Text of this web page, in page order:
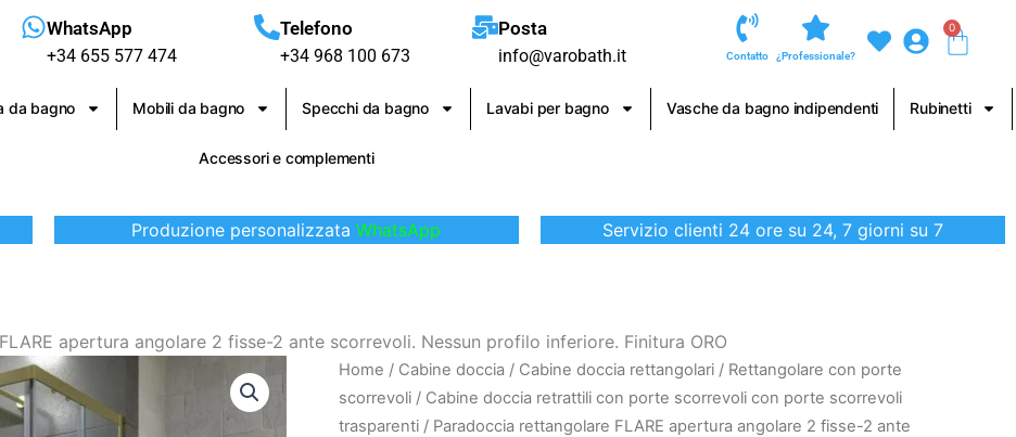
WhatsApp
+34 655 577 474
Telefono
+34 968 100 673
Posta
info@varobath.it Contatto ¿Professionale?
0
da bagno Mobili da bagno Specchi da bagno Lavabi per bagno Vasche da bagno indipendenti Rubinetti
Accessori e complementi
Produzione personalizzataWhatsApp Servizio clienti 24 ore su 24, 7 giorni su 7
apertura angolare 2 fisse-2 ante scorrevoli. Nessun profilo inferiore. Finitura ORO
Home / Cabine doccia / Cabine doccia rettangolari / Rettangolare con porte
scorrevoli / Cabine doccia retrattili con porte scorrevoli con porte scorrevoli
trasparenti / Paradoccia rettangolare FLARE apertura angolare 2 fisse-2 ante
Paradoccia
rettangolare
FLARE